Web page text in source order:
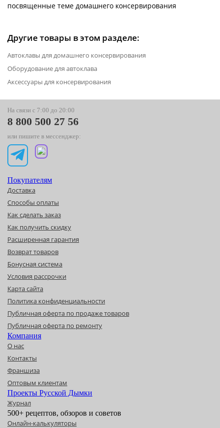
посвященные теме домашнего консервирования
Другие товары в этом разделе:
Автоклавы для домашнего консервирования
Оборудование для автоклава
Аксессуары для консервирования
На связи с 7:00 до 20:00
8 800 500 27 56
или пишите в мессенджер:
Покупателям
Доставка
Способы оплаты
Как сделать заказ
Как получить скидку
Расширенная гарантия
Возврат товаров
Бонусная система
Условия рассрочки
Карта сайта
Политика конфиденциальности
Публичная оферта по продаже товаров
Публичная оферта по ремонту
Компания
О нас
Контакты
Франшиза
Оптовым клиентам
Проекты Русской Дымки
Журнал
500+ рецептов, обзоров и советов
Онлайн-калькуляторы